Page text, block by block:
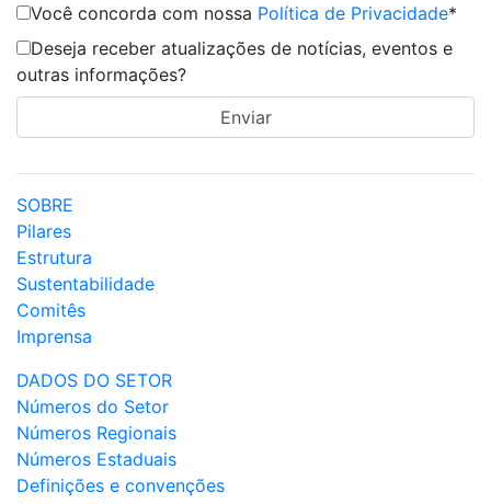
Você concorda com nossa Política de Privacidade*
Deseja receber atualizações de notícias, eventos e
outras informações?
SOBRE
Pilares
Estrutura
Sustentabilidade
Comitês
Imprensa
DADOS DO SETOR
Números do Setor
Números Regionais
Números Estaduais
Definições e convenções